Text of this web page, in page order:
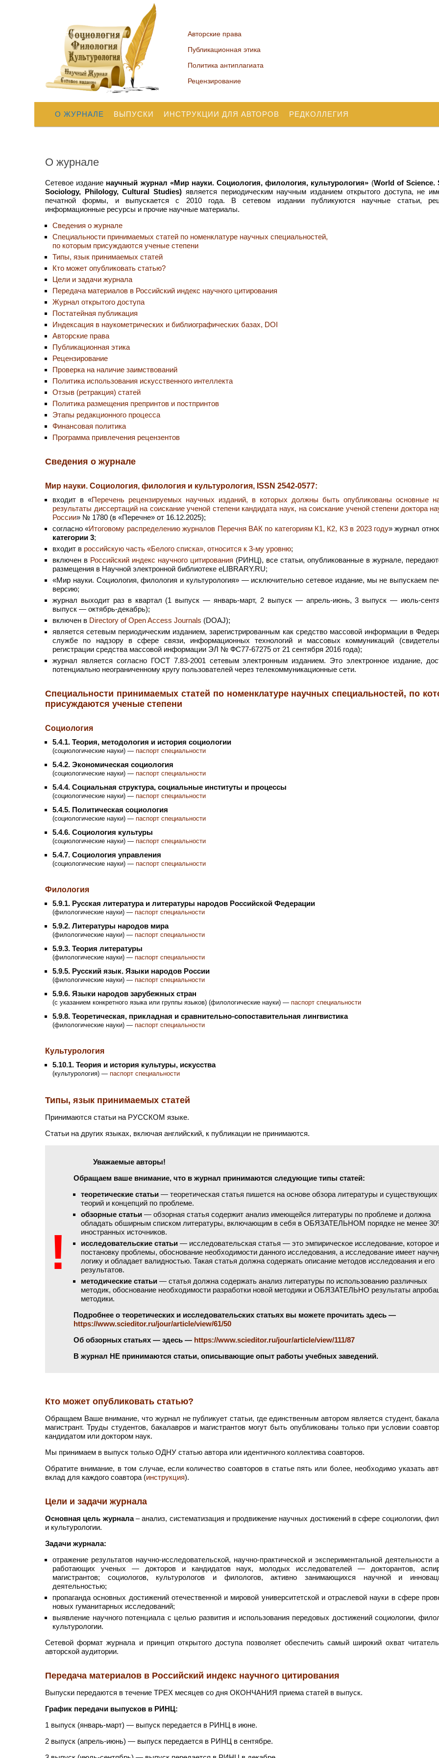
Авторские права
Публикационная этика
Политика антиплагиата
Рецензирование
О ЖУРНАЛЕ ВЫПУСКИ ИНСТРУКЦИИ ДЛЯ АВТОРОВ РЕДКОЛЛЕГИЯ
О журнале
Сетевое издание научный журнал «Мир науки. Социология, филология, культурология» (World of Science.
Sociology, Philology, Cultural Studies) является периодическим научным изданием открытого доступа, не
печатной формы, и выпускается с 2010 года. В сетевом издании публикуются научные статьи,
информационные ресурсы и прочие научные материалы.
Сведения о журнале
Специальности принимаемых статей по номенклатуре научных специальностей,
по которым присуждаются ученые степени
Типы, язык принимаемых статей
Кто может опубликовать статью?
Цели и задачи журнала
Передача материалов в Российский индекс научного цитирования
Журнал открытого доступа
Постатейная публикация
Индексация в наукометрических и библиографических базах, DOI
Авторские права
Публикационная этика
Рецензирование
Проверка на наличие заимствований
Политика использования искусственного интеллекта
Отзыв (ретракция) статей
Политика размещения препринтов и постпринтов
Этапы редакционного процесса
Финансовая политика
Программа привлечения рецензентов
Сведения о журнале
Мир науки. Социология, филология и культурология, ISSN 2542-0577:
входит в «Перечень рецензируемых научных изданий, в которых должны быть опубликованы основные
результаты диссертаций на соискание ученой степени кандидата наук, на соискание ученой степени доктора
России» № 1780 (в «Перечне» от 16.12.2025);
согласно «Итоговому распределению журналов Перечня ВАК по категориям К1, К2, К3 в 2023 году» журнал
категории 3;
входит в российскую часть «Белого списка», относится к 3-му уровню;
включен в Российский индекс научного цитирования (РИНЦ), все статьи, опубликованные в журнале,
размещения в Научной электронной библиотеке eLIBRARY.RU;
«Мир науки. Социология, филология и культурология» — исключительно сетевое издание, мы не выпускаем
версию;
журнал выходит раз в квартал (1 выпуск — январь-март, 2 выпуск — апрель-июнь, 3 выпуск — июль-
выпуск — октябрь-декабрь);
включен в Directory of Open Access Journals (DOAJ);
является сетевым периодическим изданием, зарегистрированным как средство массовой информации в
службе по надзору в сфере связи, информационных технологий и массовых коммуникаций
регистрации средства массовой информации ЭЛ № ФС77-67275 от 21 сентября 2016 года);
журнал является согласно ГОСТ 7.83-2001 сетевым электронным изданием. Это электронное издание,
потенциально неограниченному кругу пользователей через телекоммуникационные сети.
Специальности принимаемых статей по номенклатуре научных специальностей, по
присуждаются ученые степени
Социология
5.4.1. Теория, методология и история социологии
(социологические науки) — паспорт специальности
5.4.2. Экономическая социология
(социологические науки) — паспорт специальности
5.4.4. Социальная структура, социальные институты и процессы
(социологические науки) — паспорт специальности
5.4.5. Политическая социология
(социологические науки) — паспорт специальности
5.4.6. Социология культуры
(социологические науки) — паспорт специальности
5.4.7. Социология управления
(социологические науки) — паспорт специальности
Филология
5.9.1. Русская литература и литературы народов Российской Федерации
(филологические науки) — паспорт специальности
5.9.2. Литературы народов мира
(филологические науки) — паспорт специальности
5.9.3. Теория литературы
(филологические науки) — паспорт специальности
5.9.5. Русский язык. Языки народов России
(филологические науки) — паспорт специальности
5.9.6. Языки народов зарубежных стран
(с указанием конкретного языка или группы языков) (филологические науки) — паспорт специальности
5.9.8. Теоретическая, прикладная и сравнительно-сопоставительная лингвистика
(филологические науки) — паспорт специальности
Культурология
5.10.1. Теория и история культуры, искусства
(культурология) — паспорт специальности
Типы, язык принимаемых статей
Принимаются статьи на РУССКОМ языке.
Статьи на других языках, включая английский, к публикации не принимаются.
!
Уважаемые авторы!
Обращаем ваше внимание, что в журнал принимаются следующие типы статей:
теоретические статьи — теоретическая статья пишется на основе обзора литературы и существующих
теорий и концепций по проблеме.
обзорные статьи — обзорная статья содержит анализ имеющейся литературы по проблеме и должна
обладать обширным списком литературы, включающим в себя в ОБЯЗАТЕЛЬНОМ порядке не менее
иностранных источников.
исследовательские статьи — исследовательская статья — это эмпирическое исследование, которое
постановку проблемы, обоснование необходимости данного исследования, а исследование имеет
логику и обладает валидностью. Такая статья должна содержать описание методов исследования и его
результатов.
методические статьи — статья должна содержать анализ литературы по использованию различных
методик, обоснование необходимости разработки новой методики и ОБЯЗАТЕЛЬНО результаты
методики.
Подробнее о теоретических и исследовательских статьях вы можете прочитать здесь —
https://www.scieditor.ru/jour/article/view/61/50
Об обзорных статьях — здесь — https://www.scieditor.ru/jour/article/view/111/87
В журнал НЕ принимаются статьи, описывающие опыт работы учебных заведений.
Кто может опубликовать статью?
Обращаем Ваше внимание, что журнал не публикует статьи, где единственным автором является студент,
магистрант. Труды студентов, бакалавров и магистрантов могут быть опубликованы только при условии
кандидатом или доктором наук.
Мы принимаем в выпуск только ОДНУ статью автора или идентичного коллектива соавторов.
Обратите внимание, в том случае, если количество соавторов в статье пять или более, необходимо указать
вклад для каждого соавтора (инструкция).
Цели и задачи журнала
Основная цель журнала– анализ, систематизация и продвижение научных достижений в сфере социологии,
и культурологии.
Задачи журнала:
отражение результатов научно-исследовательской, научно-практической и экспериментальной деятельности
работающих ученых — докторов и кандидатов наук, молодых исследователей — докторантов,
магистрантов; социологов, культурологов и филологов, активно занимающихся научной и
деятельностью;
пропаганда основных достижений отечественной и мировой университетской и отраслевой науки в сфере
новых гуманитарных исследований;
выявление научного потенциала с целью развития и использования передовых достижений социологии,
культурологии.
Сетевой формат журнала и принцип открытого доступа позволяет обеспечить самый широкий охват
авторской аудитории.
Передача материалов в Российский индекс научного цитирования
Выпуски передаются в течение ТРЕХ месяцев со дня ОКОНЧАНИЯ приема статей в выпуск.
График передачи выпусков в РИНЦ:
1 выпуск (январь-март) — выпуск передается в РИНЦ в июне.
2 выпуск (апрель-июнь) — выпуск передается в РИНЦ в сентябре.